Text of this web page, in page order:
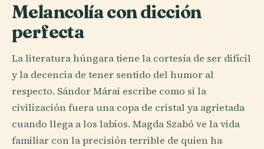
Melancolía con dicción
perfecta
La literatura húngara tiene la cortesía de ser difícil
y la decencia de tener sentido del humor al
respecto. Sándor Márai escribe como si la
civilización fuera una copa de cristal ya agrietada
cuando llega a los labios. Magda Szabó ve la vida
familiar con la precisión terrible de quien ha